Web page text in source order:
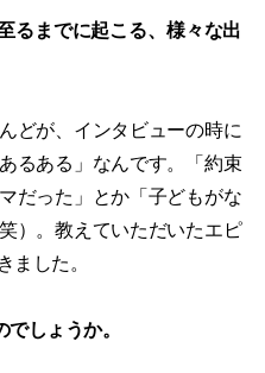
るまでに起こる、様々な出
どが、インタビューの時に
るある」なんです。「約束
だった」とか「子どもがな
）。教えていただいたエピ
ました。
しょうか。